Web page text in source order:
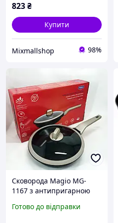
кришки
823₴
Купити
Mixmallshop 98%
Сковорода Magio MG-
1167 з антипригарною
сковорода з індукційним
Готово до відправки